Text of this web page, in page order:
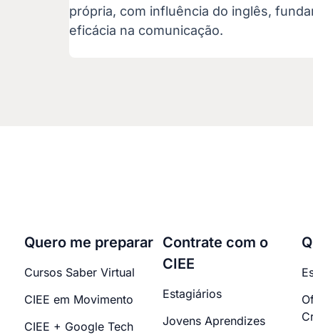
própria, com influência do inglês,
eficácia na comunicação.
Quero me preparar
Cursos Saber Virtual
CIEE em Movimento
CIEE + Google Tech
Contrate com o
CIEE
Estagiários
Jovens Aprendizes